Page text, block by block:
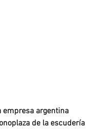
empresa argentina
de la escudería